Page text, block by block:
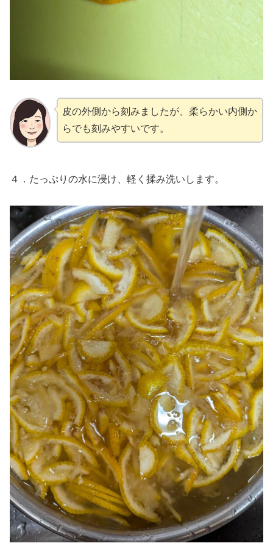
皮の外側から刻みましたが、柔らかい内側か
らでも刻みやすいです。
４．たっぷりの水に浸け、軽く揉み洗いします。